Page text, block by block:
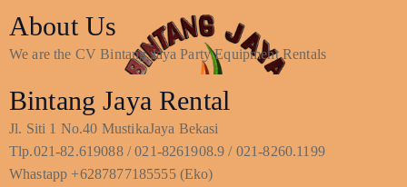
About Us
We are the CV Bintang Jaya Party Equipment Rentals
Bintang Jaya Rental
Jl. Siti 1 No.40 MustikaJaya Bekasi
Tlp.021-82.619088 / 021-8261908.9 / 021-8260.1199
Whastapp +6287877185555 (Eko)